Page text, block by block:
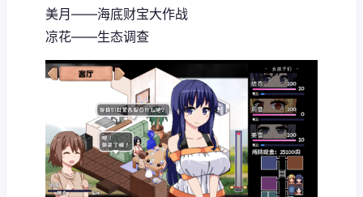
美月——海底财宝大作战
凉花——生态调查